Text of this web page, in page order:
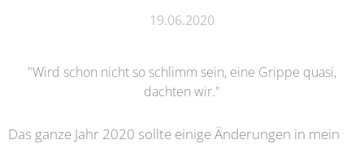
19.06.2020
"Wird schon nicht so schlimm sein, eine Grippe quasi,
dachten wir."
Das ganze Jahr 2020 sollte einige Änderungen in mein